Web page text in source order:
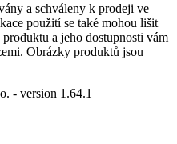
a schváleny k prodeji ve
použití se také mohou lišit
a jeho dostupnosti vám
Obrázky produktů jsou
- version 1.64.1